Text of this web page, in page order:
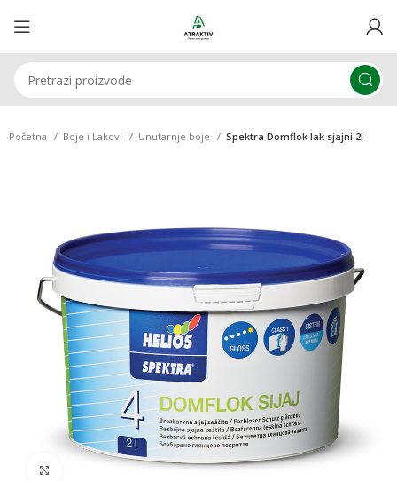
Početna Boje i Lakovi Unutarnje boje Spektra Domflok lak sjajni 2l
Klikni za uvećavanje